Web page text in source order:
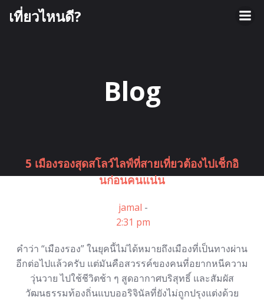
เที่ยวไหนดี?
Blog
5 เมืองรองสุดสโลว์ไลฟ์ที่สายเที่ยวต้องไปเช็กอิ
นก่อนคนแน่น
jamal -
2:31 pm
คำว่า “เมืองรอง” ในยุคนี้ไม่ได้หมายถึงเมืองที่เป็นทางผ่าน
อีกต่อไปแล้วครับ แต่มันคือสวรรค์ของคนที่อยากหนีความ
วุ่นวาย ไปใช้ชีวิตช้า ๆ สูดอากาศบริสุทธิ์ และสัมผัส
วัฒนธรรมท้องถิ่นแบบออริจินัลที่ยังไม่ถูกปรุงแต่งด้วย